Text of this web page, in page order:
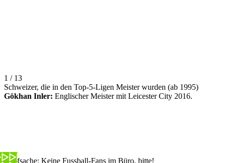
1 / 13
Schweizer, die in den Top-5-Ligen Meister wurden (ab 1995)
Gökhan Inler: Englischer Meister mit Leicester City 2016.
Chefsache: Keine Fussball-Fans im Büro, bitte!